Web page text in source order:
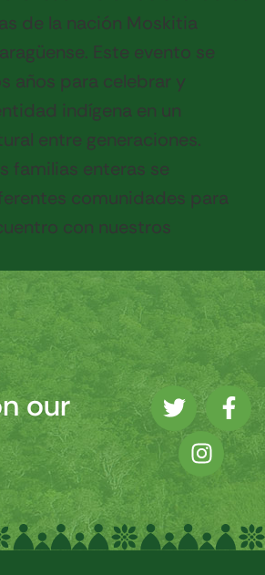
de la nación Moskitia
Este evento se
años para celebrar y
indígena en un
entre generaciones.
familias enteras se
comunidades para
con nuestros
our